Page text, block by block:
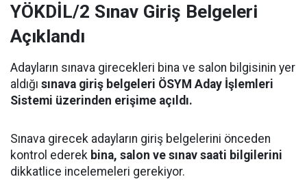
YÖKDİL/2 Sınav Giriş Belgeleri
Açıklandı
Adayların sınava girecekleri bina ve salon bilgisinin yer
aldığı sınava giriş belgeleri ÖSYM Aday İşlemleri
Sistemi üzerinden erişime açıldı.
Sınava girecek adayların giriş belgelerini önceden
kontrol ederek bina, salon ve sınav saati bilgilerini
dikkatlice incelemeleri gerekiyor.